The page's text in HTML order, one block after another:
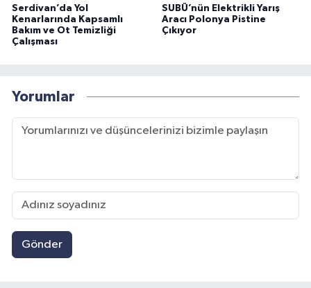
Serdivan’da Yol
Kenarlarında Kapsamlı
Bakım ve Ot Temizliği
Çalışması
SUBÜ’nün Elektrikli Yarış
Aracı Polonya Pistine
Çıkıyor
Yorumlar
Gönder